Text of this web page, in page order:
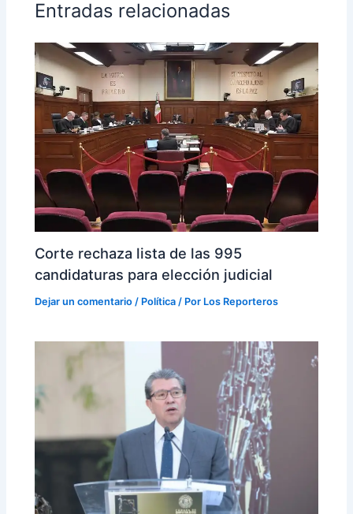
Entradas relacionadas
Corte rechaza lista de las 995
candidaturas para elección judicial
Dejar un comentario / Política / Por Los Reporteros